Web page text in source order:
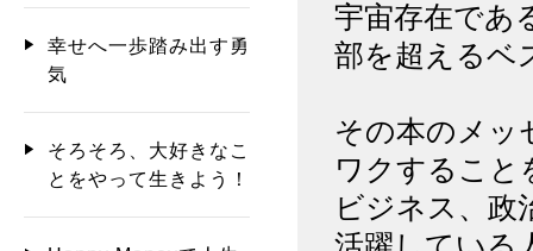
宇宙存在であ
部を超えるベ
その本のメッ
ワクすること
ビジネス、政
幸せへ一歩踏み出す勇
気
そろそろ、大好きなこ
とをやって生きよう！